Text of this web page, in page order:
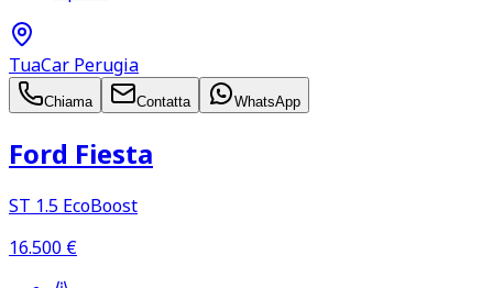
TuaCar Perugia
Chiama Contatta WhatsApp
Ford Fiesta
ST 1.5 EcoBoost
16.500 €